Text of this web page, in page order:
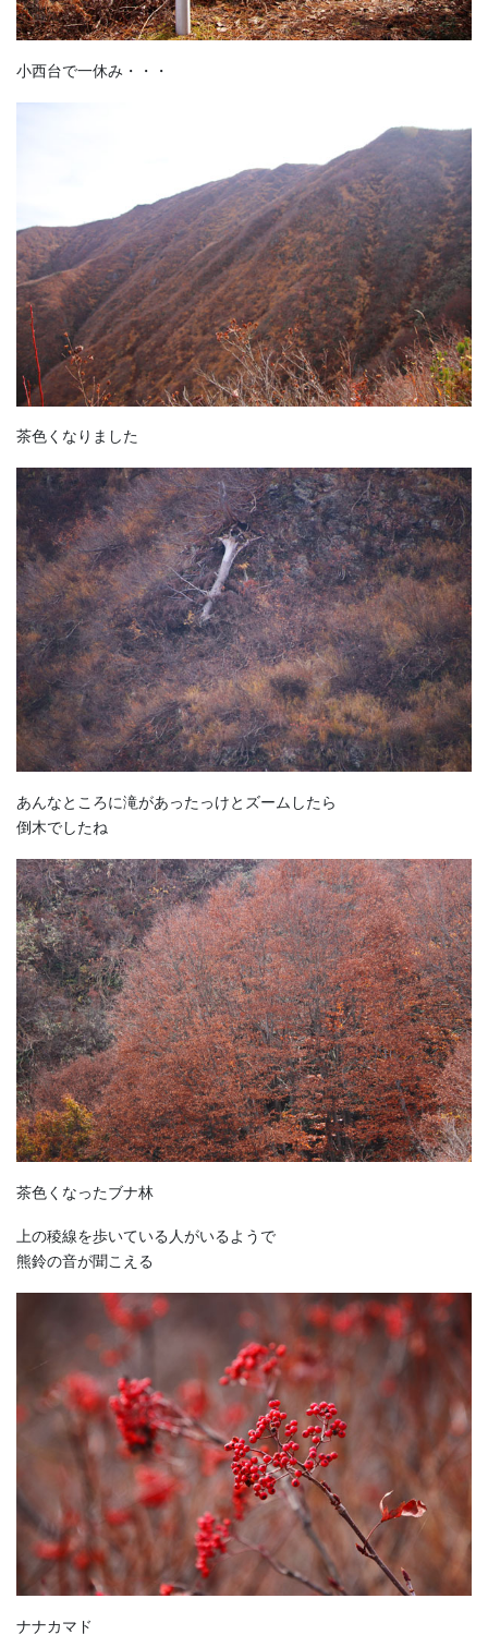
小西台で一休み・・・
茶色くなりました
あんなところに滝があったっけとズームしたら
倒木でしたね
茶色くなったブナ林
上の稜線を歩いている人がいるようで
熊鈴の音が聞こえる
ナナカマド